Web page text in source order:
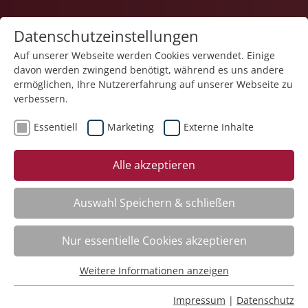
Medizinisch-pflegerische
Grundqualifikation für pädagogische
Mitarbeitende in Einrichtungen der
Eingliederungshilfe – Herbstkurs
Datenschutzeinstellungen
Auf unserer Webseite werden Cookies verwendet. Einige
davon werden zwingend benötigt, während es uns andere
ermöglichen, Ihre Nutzererfahrung auf unserer Webseite zu
verbessern.
Essentiell Marketing Externe Inhalte
Alle akzeptieren
Auswahl Speichern & schließen
Nur essentielle Cookies akzeptieren
Essentielle Cookies werden für grundlegende Funktionen
Weitere Informationen anzeigen
Impressum | Datenschutz